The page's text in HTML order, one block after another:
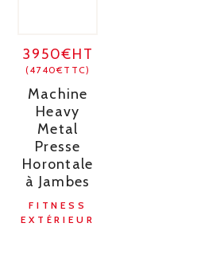
3950€HT
(4740€TTC)
Machine
Heavy
Metal
Presse
Horontale
à Jambes
FITNESS
EXTÉRIEUR